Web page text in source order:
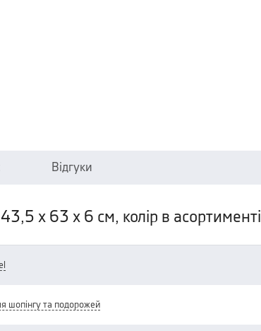
Відгуки
х 63 х 6 см, колір в асортименті
шопінгу та подорожей